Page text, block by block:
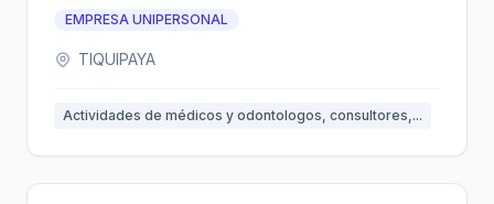
EMPRESA UNIPERSONAL
TIQUIPAYA
Actividades de médicos y odontologos, consultores,...